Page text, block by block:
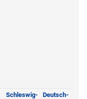
Schleswig-
Deutsch-